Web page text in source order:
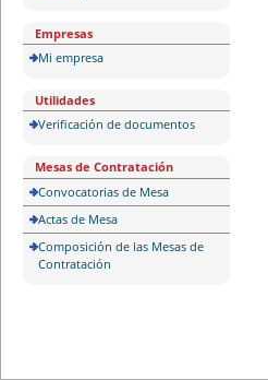
Empresas
Mi empresa
Utilidades
Verificación de documentos
Mesas de Contratación
Convocatorias de Mesa
Actas de Mesa
Composición de las Mesas de
Contratación